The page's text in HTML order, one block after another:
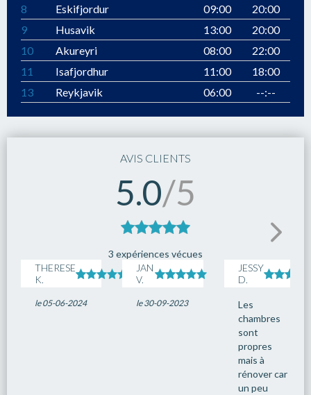
8
Eskifjordur 09:00
20:00
9
Husavik 13:00
20:00
10
Akureyri 08:00
22:00
11
Isafjordhur 11:00
18:00
13
Reykjavik 06:00 --:--
AVIS CLIENTS
5.0/5
3 expériences vécues
THERESE
K.
le 05-06-2024
JAN
V.
le 30-09-2023
JESSY
D.
Les
chambres
sont
propres
mais à
rénover car
un peu